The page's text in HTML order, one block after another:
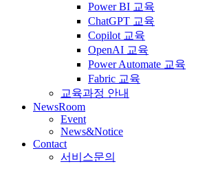
Power BI 교육
ChatGPT 교육
Copilot 교육
OpenAI 교육
Power Automate 교육
Fabric 교육
교육과정 안내
NewsRoom
Event
News&Notice
Contact
서비스문의